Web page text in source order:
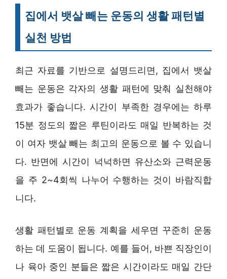
집에서 뱃살 빼는 운동의 생활 패턴별
실천 방법
최근 자료를 기반으로 설명드리면, 집에서 뱃살
빼는 운동은 각자의 생활 패턴에 맞춰 실천해야
효과가 좋습니다. 시간이 부족한 경우에는 하루
15분 정도의 짧은 루틴이라도 매일 반복하는 것
이 여자 뱃살 빼는 최고의 운동으로 볼 수 있습니
다. 반면에 시간이 넉넉하면 유산소와 근력운동
을 주 2~4회씩 나누어 수행하는 것이 바람직합
니다.
생활 패턴별로 운동 계획을 세우면 꾸준히 운동
하는 데 도움이 됩니다. 예를 들어, 바쁜 직장인이
나 육아 중인 분들은 짧은 시간이라도 매일 간단